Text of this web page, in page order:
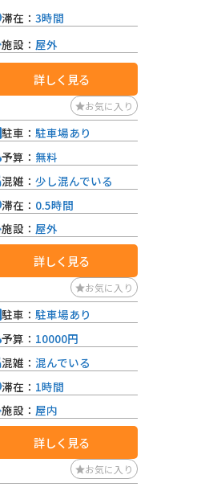
滞在： 3時間
施設： 屋外
詳しく見る
お気に入り
駐車： 駐車場あり
予算： 無料
混雑： 少し混んでいる
滞在： 0.5時間
施設： 屋外
詳しく見る
お気に入り
駐車： 駐車場あり
予算： 10000円
混雑： 混んでいる
滞在： 1時間
施設： 屋内
詳しく見る
お気に入り